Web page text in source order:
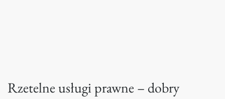
Rzetelne usługi prawne – dobry